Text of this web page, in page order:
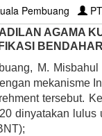
Pembuang
AGAMA
M.
mekanisme
tersebut.
dinyatakan